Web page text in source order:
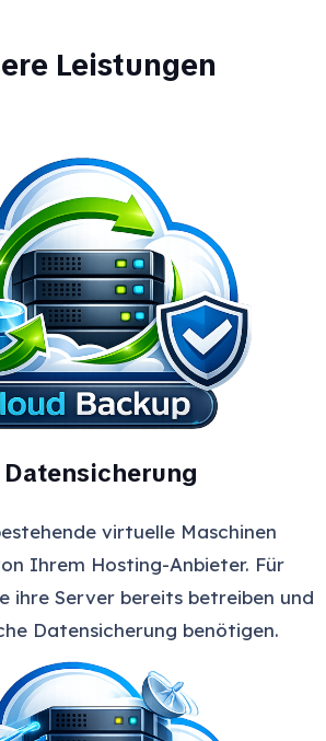
Leistungen
Datensicherung
virtuelle Maschinen
Ihrem Hosting-Anbieter. Für
ihre Server bereits betreiben und
Datensicherung benötigen.